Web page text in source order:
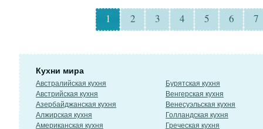
1 2 3 4 5 6 7
Кухни мира
Австралийская кухня
Австрийская кухня
Азербайджанская кухня
Алжирская кухня
Американская кухня
Бурятская кухня
Венгерская кухня
Венесуэльская кухня
Голландская кухня
Греческая кухня